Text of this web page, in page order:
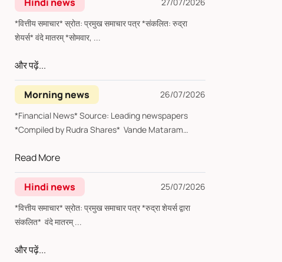
*वित्तीय समाचार* स्रोत: प्रमुख समाचार पत्र *संकलित: रुद्रा
शेयर्स* वंदे मातरम् *सोमवार, ...
और पढ़ें...
Morning news
26/07/2026
*Financial News* Source: Leading newspapers
*Compiled by Rudra Shares* Vande Mataram
Read More
Hindi news
25/07/2026
*वित्तीय समाचार* स्रोत: प्रमुख समाचार पत्र *रुद्रा शेयर्स द्वारा
संकलित* वंदे मातरम् ...
और पढ़ें...